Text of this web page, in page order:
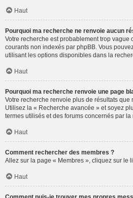
Haut
Pourquoi ma recherche ne renvoie aucun
Votre recherche est probablement trop vague
courants non indexés par phpBB. Vous
utilisant les options disponibles dans la
Haut
Pourquoi ma recherche renvoie une page
Votre recherche renvoie plus de résultats que
Utilisez la « Recherche avancée » et soyez
termes utilisés et des forums concernés par la
Haut
Comment rechercher des membres ?
Allez sur la page « Membres », cliquez sur le
Haut